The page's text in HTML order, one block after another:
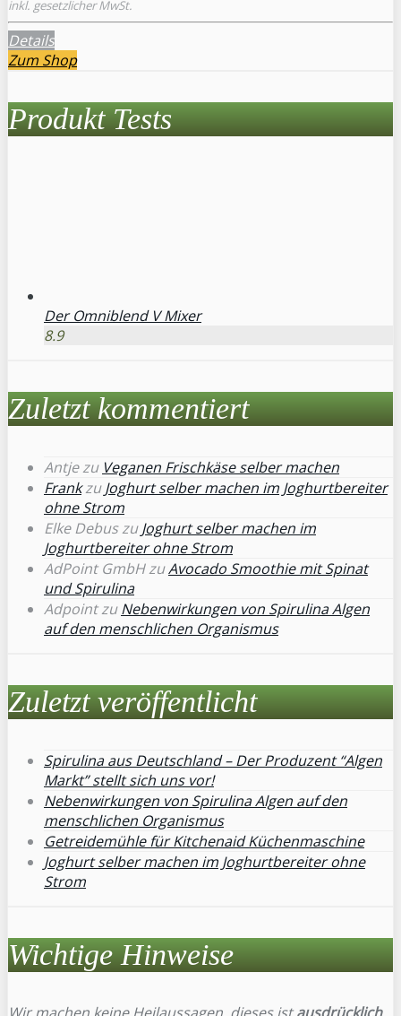
inkl. gesetzlicher MwSt.
Details
Zum Shop
Produkt Tests
Der Omniblend V Mixer
8.9
Zuletzt kommentiert
Antjezu Veganen Frischkäse selber machen
FrankzuJoghurt selber machen im Joghurtbereiter
ohne Strom
Elke DebuszuJoghurt selber machen im
Joghurtbereiter ohne Strom
AdPoint GmbHzuAvocado Smoothie mit Spinat
und Spirulina
AdpointzuNebenwirkungen von Spirulina Algen
auf den menschlichen Organismus
Zuletzt veröffentlicht
Spirulina aus Deutschland – Der Produzent “Algen
Markt” stellt sich uns vor!
Nebenwirkungen von Spirulina Algen auf den
menschlichen Organismus
Getreidemühle für Kitchenaid Küchenmaschine
Joghurt selber machen im Joghurtbereiter ohne
Strom
Wichtige Hinweise